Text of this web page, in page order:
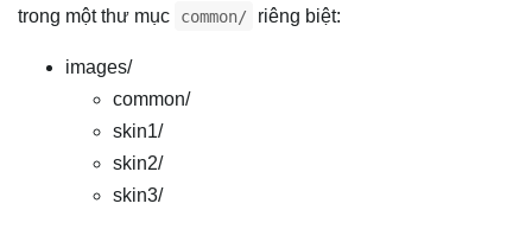
trong một thư mục
common/ riêng biệt:
images/
common/
skin1/
skin2/
skin3/